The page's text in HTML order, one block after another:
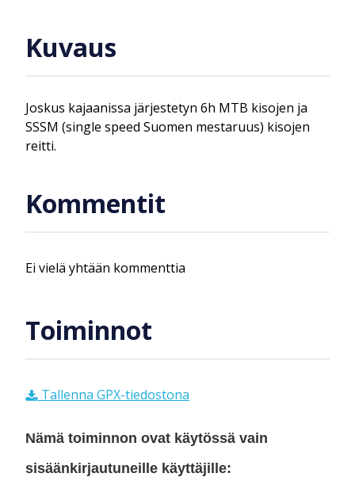
Kuvaus
Joskus kajaanissa järjestetyn 6h MTB kisojen ja
SSSM (single speed Suomen mestaruus) kisojen
reitti.
Kommentit
Ei vielä yhtään kommenttia
Toiminnot
Tallenna GPX-tiedostona
Nämä toiminnon ovat käytössä vain
sisäänkirjautuneille käyttäjille: